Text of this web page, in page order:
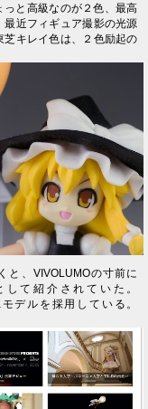
っと高級なのが２色、最高
最近フィギュア撮影の光源
芝キレイ色は、２色励起の
と、VIVOLUMOの寸前に
して紹介されていた。
デルを採用している。